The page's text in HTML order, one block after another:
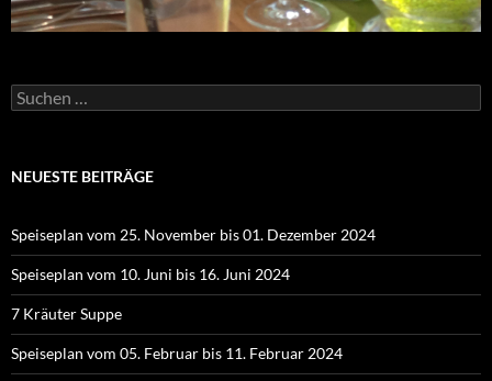
Suchen
nach:
NEUESTE BEITRÄGE
Speiseplan vom 25. November bis 01. Dezember 2024
Speiseplan vom 10. Juni bis 16. Juni 2024
7 Kräuter Suppe
Speiseplan vom 05. Februar bis 11. Februar 2024